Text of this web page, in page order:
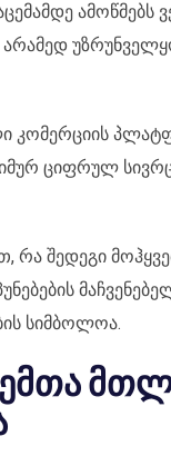
კომერციის
ციფრულ
რა შედეგი
სიმბოლოა.